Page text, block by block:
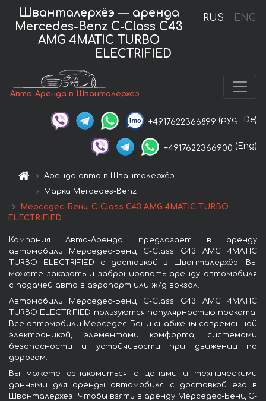
RUS ENG
Шванталерхёэ — аренда
Mercedes-Benz C-Class C43
AMG 4MATIC TURBO
ELECTRIFIED
Авто-Аренда в Шванталерхёэ
+4917622366899 (рус, De)
+4917622366900 (Eng)
Аренда авто в Шванталерхёэ
Марка Mercedes-Benz
Мерседес-Бенц C-Class C43 AMG 4MATIC TURBO
ELECTRIFIED
Компания Авто-Аренда предлагает в аренду
автомобиль Мерседес-Бенц C-Class C43 AMG 4MATIC
TURBO ELECTRIFIED с доставкой в Шванталерхёэ. Вы
можете заказать и забронировать аренду автомобиля
с подачей авто в аэропорт или ж/д вокзал.
Автомобиль Мерседес-Бенц C-Class C43 AMG 4MATIC
TURBO ELECTRIFIED пользуются популярностью проката.
Все автомобили Мерседес-Бенц снабжены современной
электроникой, элементами комфорта, системами
безопасности и устойчивости при движении по
дорогам.
Вы можете ознакомиться с ценами и техническими
данными для аренды автомобиля с доставкой его в
Шванталерхёэ. Чтобы взять в аренду Мерседес-Бенц C-